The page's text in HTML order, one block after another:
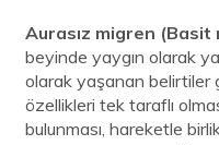
Aurasız migren (Basit
beyinde yaygın olarak
olarak yaşanan belirtiler
özellikleri tek taraflı
bulunması, hareketle